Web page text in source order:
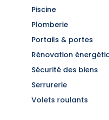
Piscine
Plomberie
Portails & portes
Rénovation
Sécurité des biens
Serrurerie
Volets roulants